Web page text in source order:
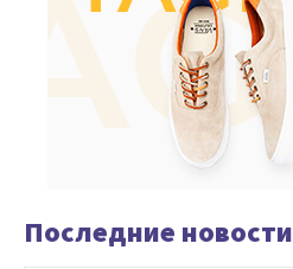
Последние новости